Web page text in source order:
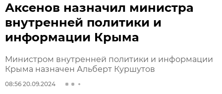
Аксенов назначил министра
внутренней политики и
информации Крыма
Министром внутренней политики и информации
Крыма назначен Альберт Куршутов
08:56 20.09.2024